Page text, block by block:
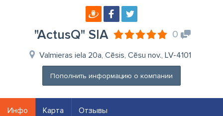
"ActusQ" SIA 0
Valmieras iela 20a, Cēsis, Cēsu nov., LV-4101
Пополнить информацию о компании
Инфо Карта Отзывы